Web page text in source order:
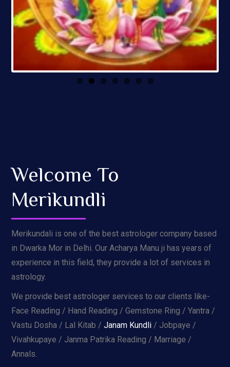
Welcome To
Merikundli
Merikundali is one of the best astrologer company based
in Dwarka Mor in Delhi. Our Acharya Manu ji has years of
experience in this field, they provide a lot of services in
astrology.
We provide best astrologer services to our clients like-
Face Reading / Hand Reading / Gemstone Ring / Yantra /
Vastu Dosha / Lal Kitab / Janam Kundli / Jobpaye /
Vivahkupaye / Janma Patrika Reading / Marriage /
Annals.